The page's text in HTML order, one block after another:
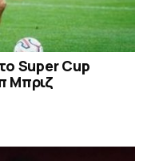
Super Cup
Μπριζ